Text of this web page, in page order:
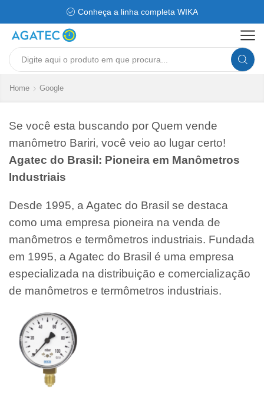
Conheça a linha completa WIKA
Search
Home Google
Se você esta buscando por Quem vende
manômetro Bariri, você veio ao lugar certo!
Agatec do Brasil: Pioneira em Manômetros
Industriais
Desde 1995, a Agatec do Brasil se destaca
como uma empresa pioneira na venda de
manômetros e termômetros industriais. Fundada
em 1995, a Agatec do Brasil é uma empresa
especializada na distribuição e comercialização
de manômetros e termômetros industriais.